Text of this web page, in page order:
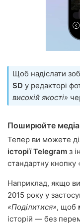
Щоб надіслати
SD у редакторі
високій якості»
Поширюйте медіа
Тепер ви можете
історії Telegram з
стандартну кнопку
Наприклад, якщо
2015 року у
«Поділитися», щоб
історій — без